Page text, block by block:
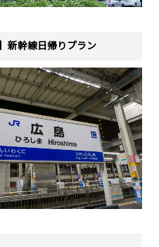
新幹線日帰りプラン